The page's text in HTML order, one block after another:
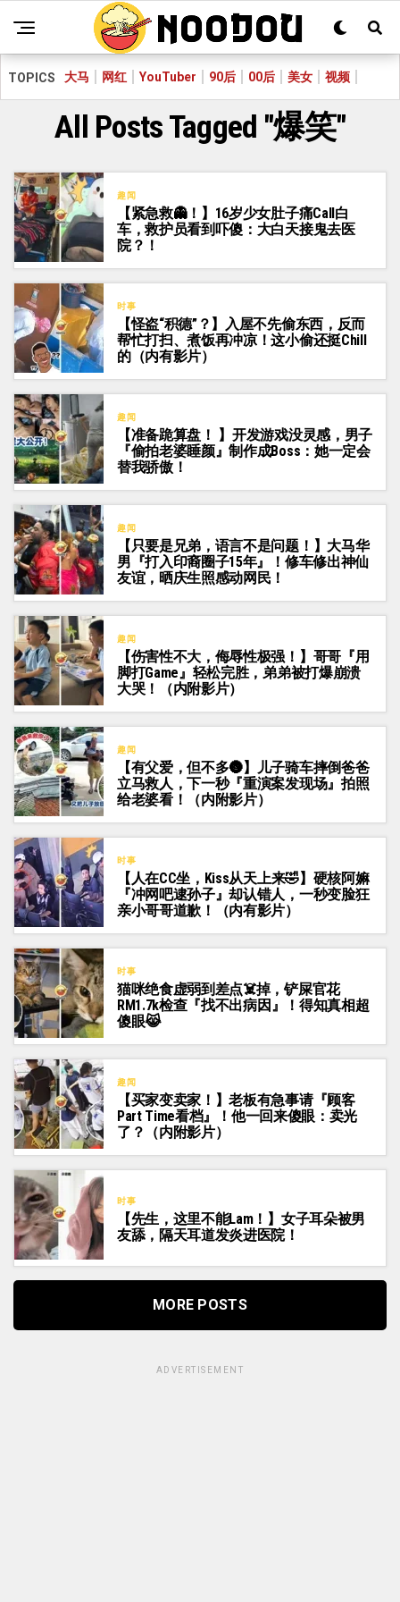
TOPICS 大马 网红 YouTuber 90后 00后 美女 视频
All Posts Tagged "爆笑"
趣闻
【紧急救👻！】16岁少女肚子痛Call白
车，救护员看到吓傻：大白天接鬼去医
院？！
时事
【怪盗“积德”？】入屋不先偷东西，反而
帮忙打扫、煮饭再冲凉！这小偷还挺Chill
的（内有影片）
趣闻
【准备跪算盘！ 】开发游戏没灵感，男子
『偷拍老婆睡颜』制作成Boss：她一定会
替我骄傲！
趣闻
【只要是兄弟，语言不是问题！】大马华
男『打入印裔圈子15年』！修车修出神仙
友谊，晒庆生照感动网民！
趣闻
【伤害性不大，侮辱性极强！】哥哥『用
脚打Game』轻松完胜，弟弟被打爆崩溃
大哭！（内附影片）
趣闻
【有父爱，但不多🌚】儿子骑车摔倒爸爸
立马救人，下一秒『重演案发现场』拍照
给老婆看！（内附影片）
时事
【人在CC坐，Kiss从天上来🤣】硬核阿嫲
『冲网吧逮孙子』却认错人，一秒变脸狂
亲小哥哥道歉！（内有影片）
时事
猫咪绝食虚弱到差点☠️掉，铲屎官花
RM1.7k检查『找不出病因』！得知真相超
傻眼😹
趣闻
【买家变卖家！】老板有急事请『顾客
Part Time看档』！他一回来傻眼：卖光
了？（内附影片）
时事
【先生，这里不能Lam！】女子耳朵被男
友舔，隔天耳道发炎进医院！
MORE POSTS
ADVERTISEMENT